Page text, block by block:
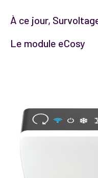
À ce jour,
Le module eCosy